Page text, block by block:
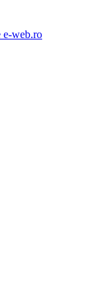
e-web.ro